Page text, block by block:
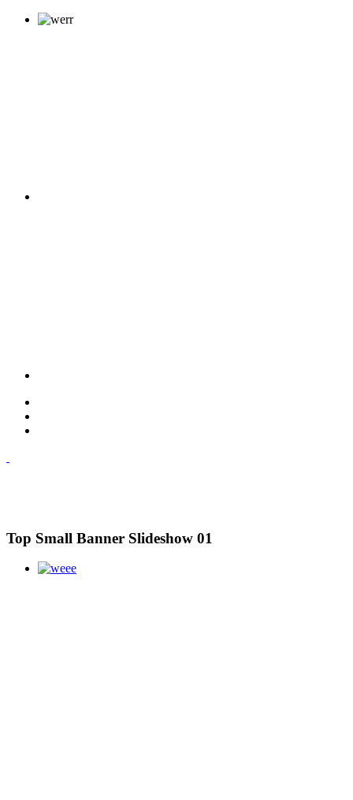
Top Small Banner Slideshow 01